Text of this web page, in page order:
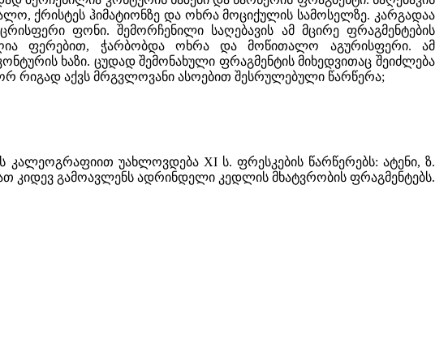
ქრისტეს ჰიმატიონზე და ოხრა მოციქულის სამოსელზე. კარგადაა
ფონი. შემორჩენილი საღებავის ამ მცირე ფრაგმენტების
ფერებით, ჭარბობდა ოხრა და მოწითალო აგურისფერი. ამ
ხაზი. ცუდად შემონახული ფრაგმენტის მიხედვითაც შეიძლება
რიგად აქვს მრგვლოვანი ასოებით შესრულებული წარწერა;
უახლოვდება XI ს. ფრესკების წარწერებს: ატენი, ზ.
კიდევ გამოავლენს ადრინდელი კედლის მხატვრობის ფრაგმენტებს.